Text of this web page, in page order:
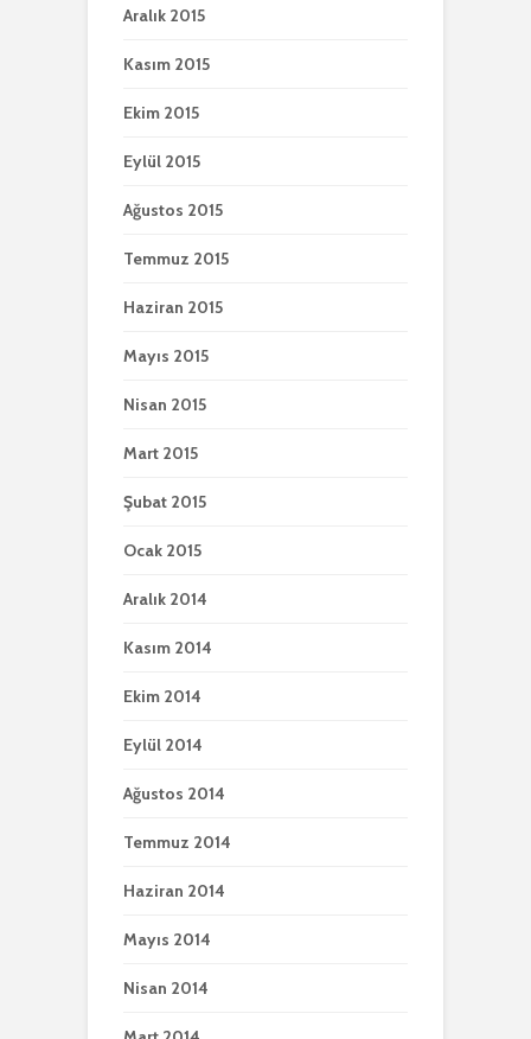
Aralık 2015
Kasım 2015
Ekim 2015
Eylül 2015
Ağustos 2015
Temmuz 2015
Haziran 2015
Mayıs 2015
Nisan 2015
Mart 2015
Şubat 2015
Ocak 2015
Aralık 2014
Kasım 2014
Ekim 2014
Eylül 2014
Ağustos 2014
Temmuz 2014
Haziran 2014
Mayıs 2014
Nisan 2014